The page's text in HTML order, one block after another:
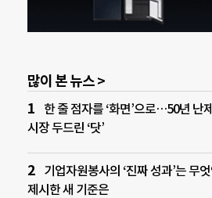
많이 본 뉴스 >
한 줄 점자를 ‘화면’으로…50년 난
시장 두드린 ‘닷’
기업자원봉사의 ‘진짜 성과’는 무
제시한 새 기준은